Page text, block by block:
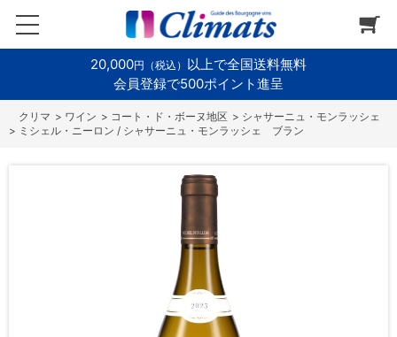
20,000円（税込） 以上で全国送料無料
会員登録で500ポイント進呈
> ワイン > コート・ド・ボーヌ地区 > シャサーニュ・モンラッシェ
> ミシェル・ニーロン / シャサーニュ・モンラッシェ ブラン